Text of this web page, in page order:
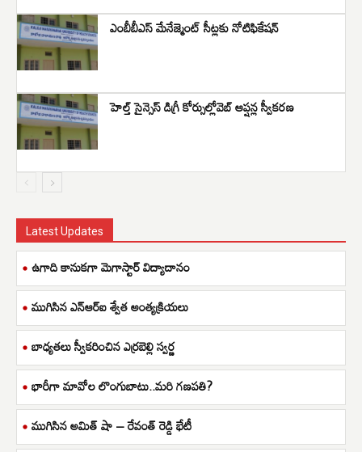
ఎంబీబీఎస్ మేనేజ్మెంట్ సీట్లకు నోటిఫికేషన్
హెల్త్ సైన్సెస్ డిగ్రీ కోర్సుల్లోవెబ్ ఆప్షన్ల స్వీకరణ
Latest Updates
ఉగాది కానుకగా మెగాస్టార్ విద్యాదానం
ముగిసిన ఎన్ఆర్ఐ శ్వేత అంత్యక్రియలు
బాధ్యతలు స్వీకరించిన ఎర్రబెల్లి స్వర్ణ
భారీగా మావోల లొంగుబాటు..మరి గణపతి?
ముగిసిన అమిత్ షా – రేవంత్ రెడ్డి భేటీ